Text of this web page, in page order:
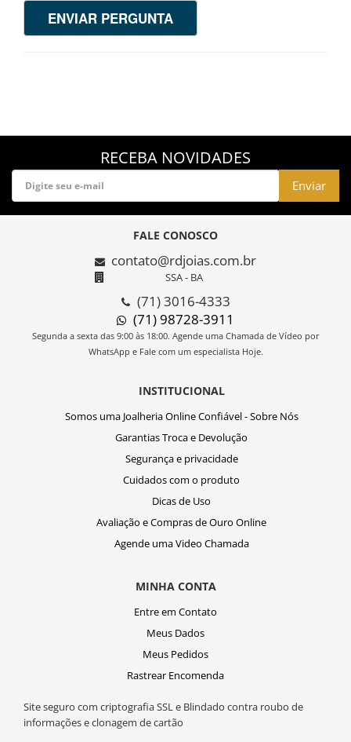
ENVIAR PERGUNTA
RECEBA NOVIDADES
Enviar
INSTITUCIONAL
Somos uma Joalheria Online Confiável - Sobre Nós
Garantias Troca e Devolução
Segurança e privacidade
Cuidados com o produto
Dicas de Uso
Avaliação e Compras de Ouro Online
Agende uma Video Chamada
MINHA CONTA
Entre em Contato
Meus Dados
Meus Pedidos
Rastrear Encomenda
FALE CONOSCO
contato@rdjoias.com.br
SSA - BA
(71) 3016-4333
(71) 98728-3911
Segunda a sexta das 9:00 às 18:00. Agende uma Chamada de Vídeo por
WhatsApp e Fale com um especialista Hoje.
Site seguro com criptografia SSL e Blindado contra roubo de
informações e clonagem de cartão